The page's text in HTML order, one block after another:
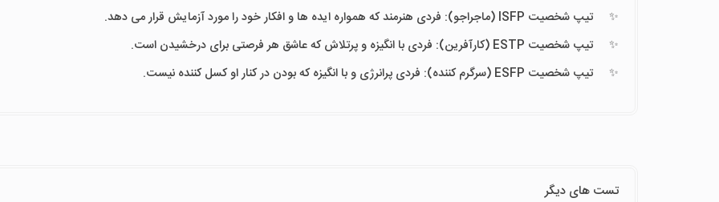
تیپ شخصیت ISFP (ماجراجو): فردی هنرمند که همواره ایده ها و افکار خود را مورد آزمایش قرار می دهد.
تیپ شخصیت ESTP (کارآفرین): فردی با انگیزه و پرتلاش که عاشق هر فرصتی برای درخشیدن است.
تیپ شخصیت ESFP (سرگرم کننده): فردی پرانرژی و با انگیزه که بودن در کنار او کسل کننده نیست.
تست های دیگر